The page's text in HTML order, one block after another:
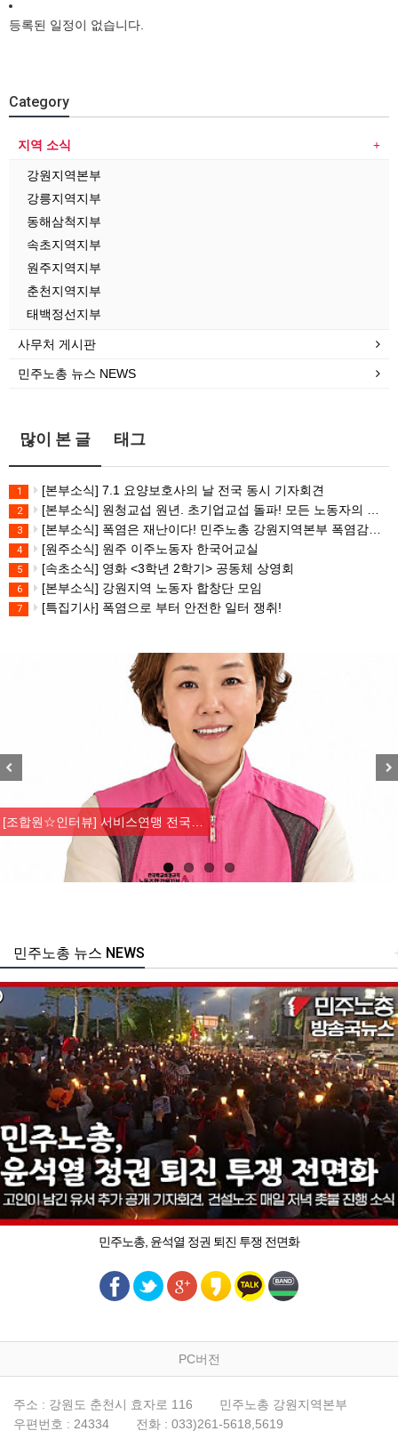
등록된 일정이 없습니다.
Category
지역 소식
강원지역본부
강릉지역지부
동해삼척지부
속초지역지부
원주지역지부
춘천지역지부
태백정선지부
사무처 게시판
민주노총 뉴스 NEWS
많이 본 글 태그
1 [본부소식] 7.1 요양보호사의 날 전국 동시 기자회견
2 [본부소식] 원청교섭 원년. 초기업교섭 돌파! 모든 노동자의 노동기본권 쟁취! 민주노총 7.15 총파업대회
3 [본부소식] 폭염은 재난이다! 민주노총 강원지역본부 폭염감시단 선포 기자회견
4 [원주소식] 원주 이주노동자 한국어교실
5 [속초소식] 영화 <3학년 2학기> 공동체 상영회
6 [본부소식] 강원지역 노동자 합창단 모임
7 [특집기사] 폭염으로 부터 안전한 일터 쟁취!
[조합원☆인터뷰] 서비스연맹 전국…
주노총 뉴스 NEWS
민주노총, 윤석열 정권 퇴진 투쟁 전면화
PC버전
주소 : 강원도 춘천시 효자로 116
민주노총 강원지역본부
우편번호 : 24334
전화 : 033)261-5618,5619